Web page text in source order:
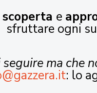
scoperta e
sfruttare ogni
seguire ma che
: lo